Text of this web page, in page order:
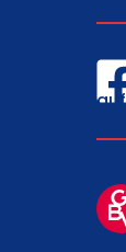
auf